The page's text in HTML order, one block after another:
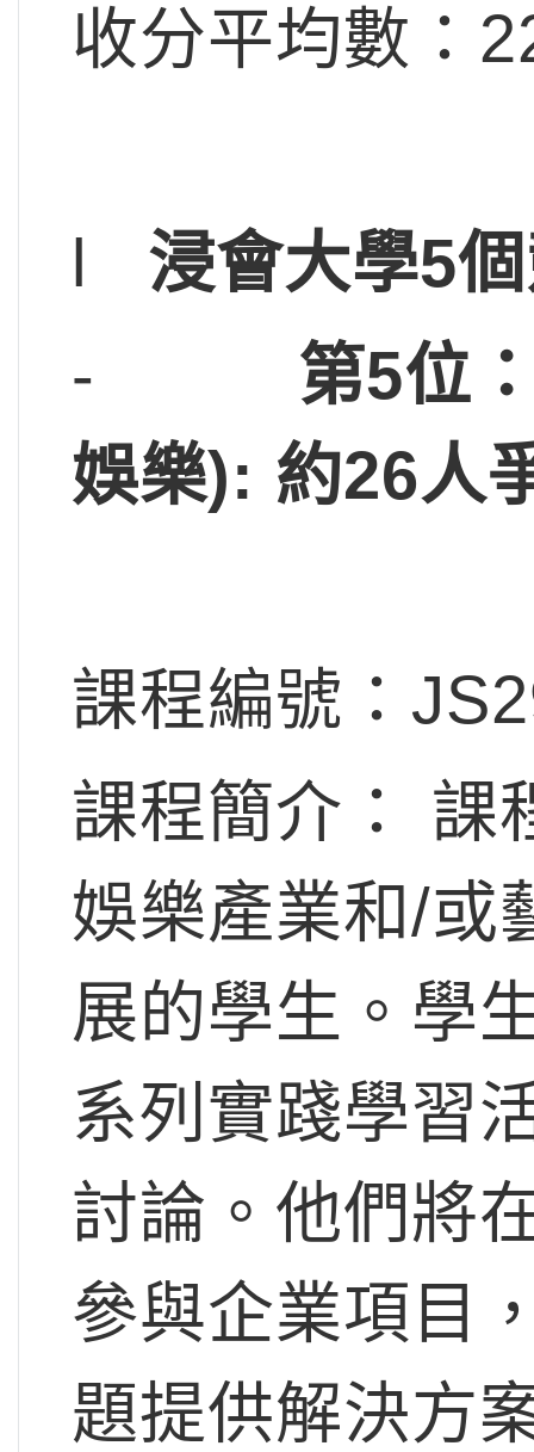
收分平均數：
l 浸會大學5
- 第5位
娛樂): 約26人
課程編號：
課程簡介： 課
娛樂產業和/或
展的學生。學
系列實踐學習
討論。他們將
參與企業項目
題提供解決方